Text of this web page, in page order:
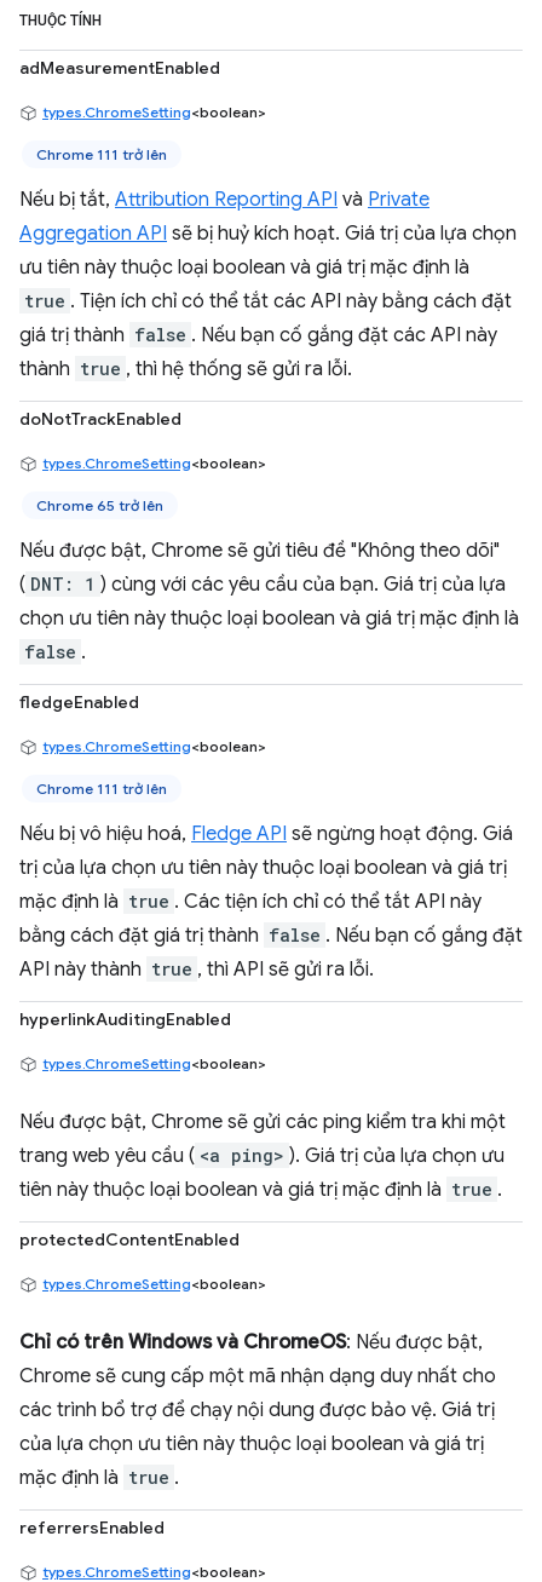
THUỘC TÍNH
adMeasurementEnabled
types.ChromeSetting<boolean>
Chrome 111 trở lên
Nếu bị tắt, Attribution Reporting API và Private
Aggregation API sẽ bị huỷ kích hoạt. Giá trị của lựa chọn
ưu tiên này thuộc loại boolean và giá trị mặc định là
true . Tiện ích chỉ có thể tắt các API này bằng cách đặt
giá trị thành false . Nếu bạn cố gắng đặt các API này
thành true , thì hệ thống sẽ gửi ra lỗi.
doNotTrackEnabled
types.ChromeSetting<boolean>
Chrome 65 trở lên
Nếu được bật, Chrome sẽ gửi tiêu đề "Không theo dõi"
( DNT: 1 ) cùng với các yêu cầu của bạn. Giá trị của lựa
chọn ưu tiên này thuộc loại boolean và giá trị mặc định là
false .
fledgeEnabled
types.ChromeSetting<boolean>
Chrome 111 trở lên
Nếu bị vô hiệu hoá, Fledge API sẽ ngừng hoạt động. Giá
trị của lựa chọn ưu tiên này thuộc loại boolean và giá trị
mặc định là true . Các tiện ích chỉ có thể tắt API này
bằng cách đặt giá trị thành false . Nếu bạn cố gắng đặt
API này thành true , thì API sẽ gửi ra lỗi.
hyperlinkAuditingEnabled
types.ChromeSetting<boolean>
Nếu được bật, Chrome sẽ gửi các ping kiểm tra khi một
trang web yêu cầu ( <a ping> ). Giá trị của lựa chọn ưu
tiên này thuộc loại boolean và giá trị mặc định là true .
protectedContentEnabled
types.ChromeSetting<boolean>
Chỉ có trên Windows và ChromeOS: Nếu được bật,
Chrome sẽ cung cấp một mã nhận dạng duy nhất cho
các trình bổ trợ để chạy nội dung được bảo vệ. Giá trị
của lựa chọn ưu tiên này thuộc loại boolean và giá trị
mặc định là true .
referrersEnabled
types.ChromeSetting<boolean>